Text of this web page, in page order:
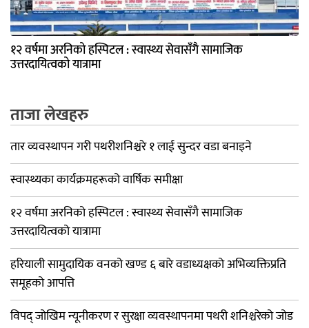
१२ वर्षमा अरनिको हस्पिटल : स्वास्थ्य सेवासँगै सामाजिक
उत्तरदायित्वको यात्रामा
ताजा लेखहरु
तार व्यवस्थापन गरी पथरीशनिश्चरे १ लाई सुन्दर वडा बनाइने
स्वास्थ्यका कार्यक्रमहरूको वार्षिक समीक्षा
१२ वर्षमा अरनिको हस्पिटल : स्वास्थ्य सेवासँगै सामाजिक
उत्तरदायित्वको यात्रामा
हरियाली सामुदायिक वनको खण्ड ६ बारे वडाध्यक्षको अभिव्यक्तिप्रति
समूहको आपत्ति
विपद् जोखिम न्यूनीकरण र सुरक्षा व्यवस्थापनमा पथरी शनिश्चरेको जोड